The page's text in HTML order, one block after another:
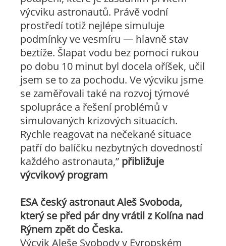
výcviku astronautů. Právě vodní
prostředí totiž nejlépe simuluje
podmínky ve vesmíru — hlavně stav
beztíže. Šlapat vodu bez pomoci rukou
po dobu 10 minut byl docela oříšek, učil
jsem se to za pochodu. Ve výcviku jsme
se zaměřovali také na rozvoj týmové
spolupráce a řešení problémů v
simulovaných krizových situacích.
Rychle reagovat na nečekané situace
patří do balíčku nezbytných dovedností
každého astronauta,” přibližuje
výcvikový program
ESA český astronaut Aleš Svoboda,
který se před pár dny vrátil z Kolína nad
Rýnem zpět do Česka.
Výcvik Aleše Svobody v Evropském